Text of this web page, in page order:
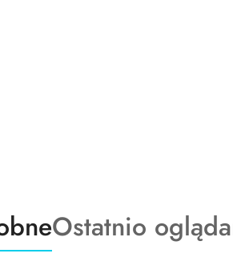
Produkty
o
Ostatnio